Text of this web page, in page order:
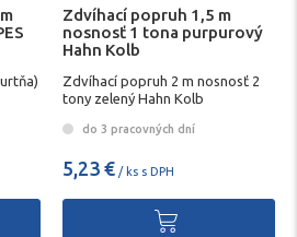
Zdvíhací popruh 1,5 m
nosnosť 1 tona purpurový
Hahn Kolb
Zdvíhací popruh 2 m nosnosť 2
tony zelený Hahn Kolb
do 3 pracovných dní
5,23 € / ks s DPH